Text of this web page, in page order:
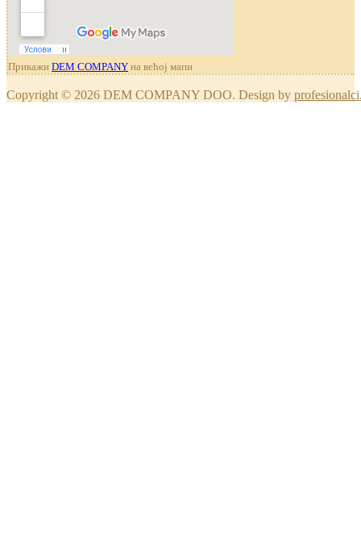
Прикажи DEM COMPANY на већој мапи
Copyright © 2026 DEM COMPANY DOO. Design by